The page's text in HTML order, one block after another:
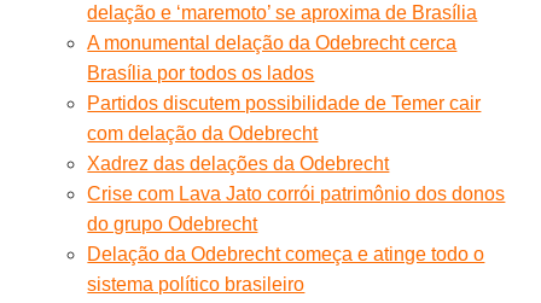
delação e ‘maremoto’ se aproxima de Brasília
A monumental delação da Odebrecht cerca
Brasília por todos os lados
Partidos discutem possibilidade de Temer cair
com delação da Odebrecht
Xadrez das delações da Odebrecht
Crise com Lava Jato corrói patrimônio dos donos
do grupo Odebrecht
Delação da Odebrecht começa e atinge todo o
sistema político brasileiro